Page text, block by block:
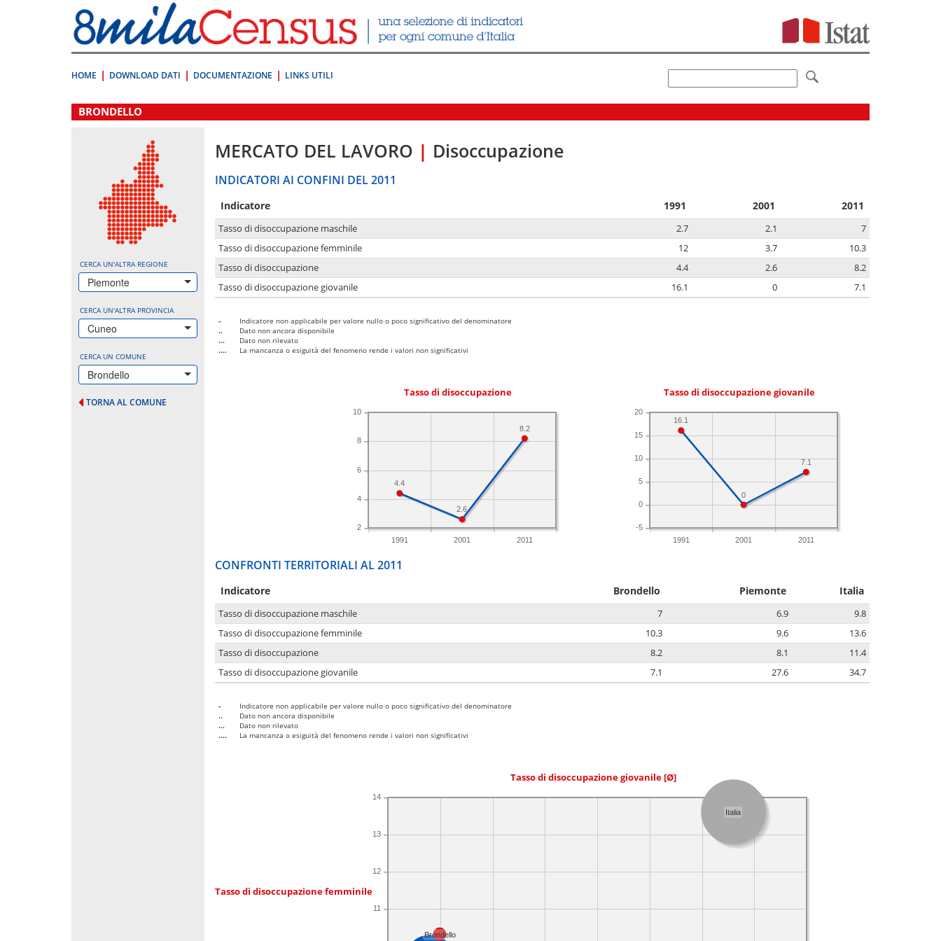
direttamente
a:
Contenuto
HOME DOWNLOAD DATI DOCUMENTAZIONE LINKS UTILI
.
BRONDELLO
CERCA UN'ALTRA REGIONE
Piemonte
CERCA UN'ALTRA PROVINCIA
Cuneo
CERCA UN COMUNE
Brondello
TORNA AL COMUNE
MERCATO DEL LAVORO | Disoccupazione
INDICATORI AI CONFINI DEL 2011
Indicatore 1991 2001 2011
Tasso di disoccupazione maschile 2.7 2.1
7
Tasso di disoccupazione femminile
12 3.7
10.3
Tasso di disoccupazione
4.4 2.6
8.2
Tasso di disoccupazione giovanile
16.1 0 7.1
-
Indicatore non applicabile per valore nullo o poco significativo del denominatore
..
Dato non ancora disponibile
...
Dato non rilevato
....
La mancanza o esiguità del fenomeno rende i valori non significativi
Tasso di disoccupazione
1991 2001 2011
2
4
6
8
10
8.2
2.6
4.4
Tasso di disoccupazione giovanile
1991 2001 2011
-5
0
5
10
15
20
7.1
0
16.1
CONFRONTI TERRITORIALI AL 2011
Indicatore Brondello Piemonte Italia
Tasso di disoccupazione maschile 7 6.9
9.8
Tasso di disoccupazione femminile
10.3 9.6
13.6
Tasso di disoccupazione
8.2 8.1
11.4
Tasso di disoccupazione giovanile
7.1 27.6 34.7
-
Indicatore non applicabile per valore nullo o poco significativo del denominatore
..
Dato non ancora disponibile
...
Dato non rilevato
....
La mancanza o esiguità del fenomeno rende i valori non significativi
Tasso di disoccupazione giovanile [Ø]
Tasso di disoccupazione femminile
11
12
13
14
Italia
Brondello